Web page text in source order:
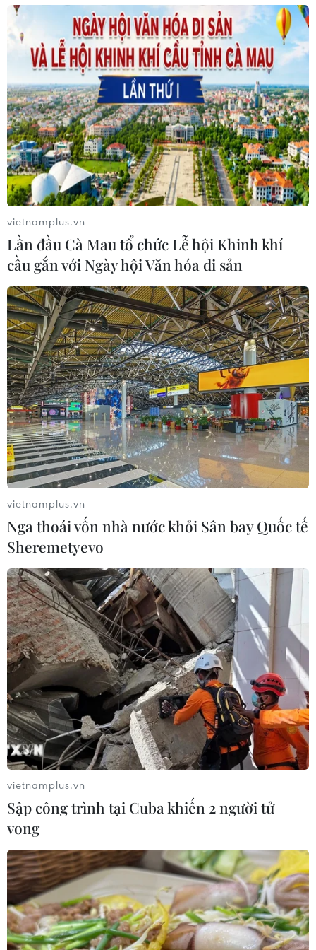
TIN CÙNG CHUYÊN MỤC
Cà Mau quảng bá thương hiệu, kết
nối đầu tư, đưa ngành tôm phát triển
vietnamplus.vn
Lần đầu Cà Mau tổ chức Lễ hội Khinh khí
cầu gắn với Ngày hội Văn hóa di sản
vietnamplus.vn
Nga thoái vốn nhà nước khỏi Sân bay Quốc tế
Sheremetyevo
vietnamplus.vn
Sập công trình tại Cuba khiến 2 người tử
vong